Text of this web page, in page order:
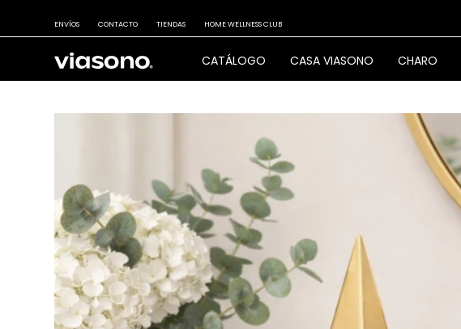
CATÁLOGO CASA VIASONO CHARO
ENVÍOS CONTACTO TIENDAS HOME WELLNESS CLUB